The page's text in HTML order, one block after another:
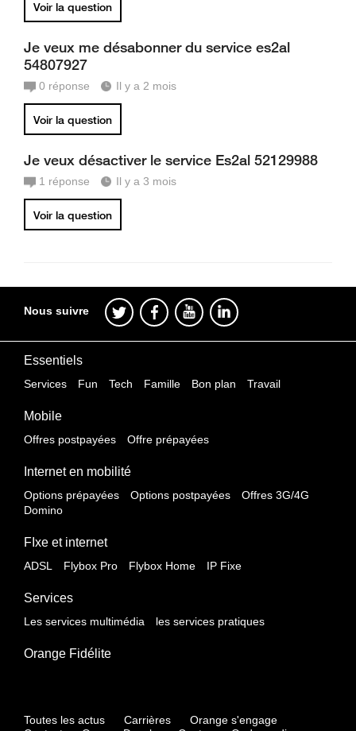
Voir la question
Je veux me désabonner du service es2al
54807927
0 réponse Il y a 2 mois
Voir la question
Je veux désactiver le service Es2al 52129988
1 réponse Il y a 3 mois
Voir la question
Nous suivre
Essentiels
Services Fun Tech Famille Bon plan Travail
Mobile
Offres postpayées Offre prépayées
Internet en mobilité
Options prépayées Options postpayées
Offres 3G/4G
Domino
FIxe et internet
ADSL Flybox Pro Flybox Home IP Fixe
Services
Les services multimédia les services pratiques
Orange Fidélite
Toutes les actus Carrières
Orange s'engage